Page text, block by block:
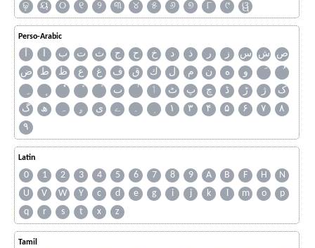
ଢ଼
ୟ ୦ ୧ ୨ ୩ ୪ ୫ ୬ ୭ ୮ ୯ ୱ
Perso-Arabic
آ ا ب ت ث ج ح خ د ذ ر ز س ش ص
ض
ط ظ ع غ ف ق ك ل م ن ه
و
ٮ
ٲ ٹ پ چ ڈ ڑ ژ
ک
گ
ھ ہ ۄ ی ے ۔ ۱ ۳ ۴ ۵ ۶ ۷
۸
۹
Latin
0 1 2 3 4 5 6 7 8 9 A B F H
N
U
V W Y c d e g i j k l m o
p
q
r s t x z
Tamil